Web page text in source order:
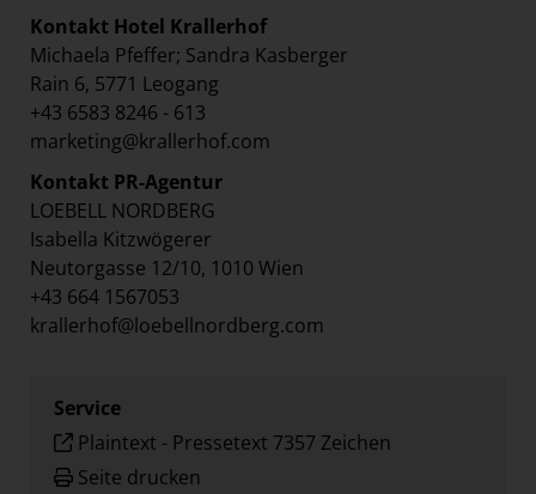
Kontakt Hotel Krallerhof
Michaela Pfeffer; Sandra Kasberger
Rain 6, 5771 Leogang
+43 6583 8246 - 613
marketing@krallerhof.com
Kontakt PR-Agentur
LOEBELL NORDBERG
Isabella Kitzwögerer
Neutorgasse 12/10, 1010 Wien
+43 664 1567053
krallerhof@loebellnordberg.com
Service
Plaintext - Pressetext 7357 Zeichen
Seite drucken